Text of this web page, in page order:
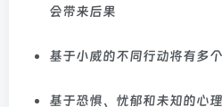
会带来后果
基于小威的不同行动将有多
基于恐惧、忧郁和未知的心